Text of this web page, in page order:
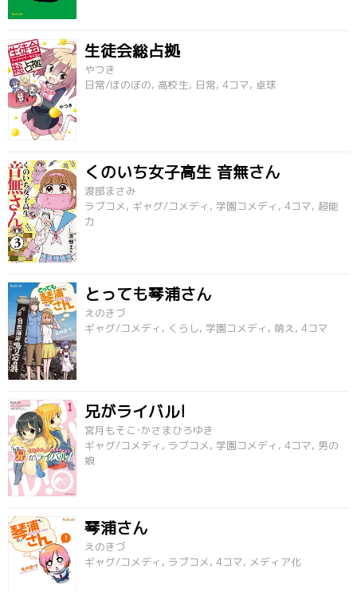
生徒会総占拠
やつき
日常/ほのぼの, 高校生, 日常, 4コマ, 卓球
くのいち女子高生 音無さん
渡部まさみ
ラブコメ, ギャグ/コメディ, 学園コメディ, 4コマ, 超能
力
とっても琴浦さん
えのきづ
ギャグ/コメディ, くらし, 学園コメディ, 萌え, 4コマ
兄がライバル!
宮月もそこ･かさまひろゆき
ギャグ/コメディ, ラブコメ, 学園コメディ, 4コマ, 男の
娘
琴浦さん
えのきづ
ギャグ/コメディ, ラブコメ, 4コマ, メディア化